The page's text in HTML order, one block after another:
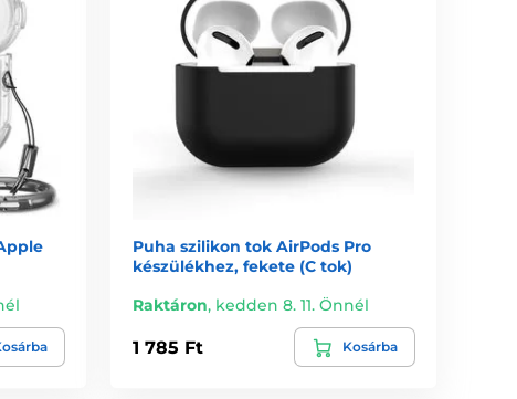
Puha szilikon tok AirPods Pro
készülékhez, fekete (C tok)
Raktáron, kedden 8. 11. Önnél
1 785 Ft Kosárba